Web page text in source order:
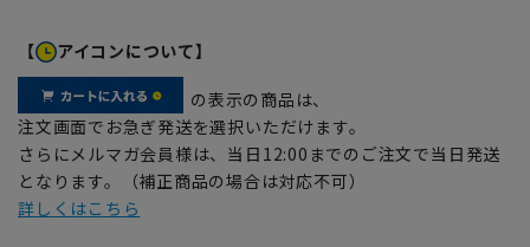
【 アイコンについて】
の表示の商品は、
注文画面でお急ぎ発送を選択いただけます。
さらにメルマガ会員様は、当日12:00までのご注文で当日発送
となります。（補正商品の場合は対応不可）
詳しくはこちら